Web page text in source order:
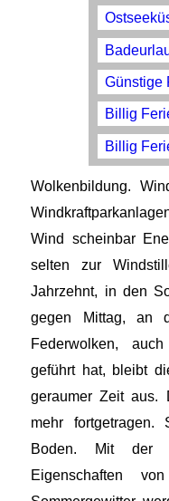
Günstige
Billig
Billig
Wolkenbildung.
Wind scheinbar
selten zur
Jahrzehnt, in den
gegen Mittag, an
Federwolken,
geführt hat, bleibt
geraumer Zeit aus.
mehr
Boden. Mit der
Eigenschaften